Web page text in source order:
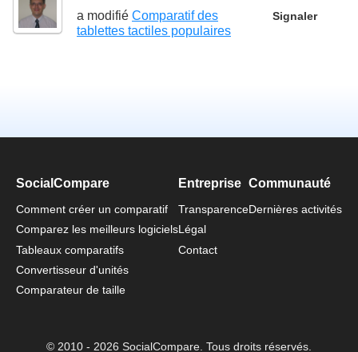
Signaler
a modifié Comparatif des
tablettes tactiles populaires
SocialCompare
Comment créer un comparatif
Comparez les meilleurs logiciels
Tableaux comparatifs
Convertisseur d'unités
Comparateur de taille
Entreprise
Transparence
Légal
Contact
Communauté
Dernières activités
© 2010 - 2026 SocialCompare. Tous droits réservés.